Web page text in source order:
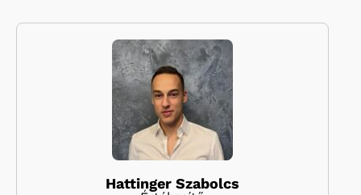
Hattinger Szabolcs